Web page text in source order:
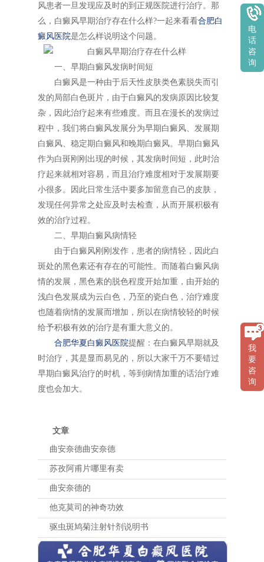
风患者一旦发现应及时的到正规医院进行治疗。那
么，白癜风早期治疗存在什么样?一起来看看合肥白
癜风医院是怎么样说明这个问题。
一、早期白癜风发病时间短
白癜风是一种由于后天性皮肤类色素脱失而引
发的局部白色斑片，由于白癜风的发病原因比较复
杂，因此治疗起来有些难度。而且在漫长的发病过
程中，我们将白癜风发展分为早期白癜风、发展期
白癜风、稳定期白癜风和晚期白癜风。早期白癜风
作为白斑刚刚出现的时候，其发病时间短，此时治
疗起来就相对容易，而且治疗难度相对于发展期要
小很多。因此日常生活中要多加留意自己的皮肤，
发现任何异常之处应及时去检查，从而开展积极有
效的治疗过程。
二、早期白癜风病情轻
由于白癜风刚刚发作，患者的病情轻，因此白
斑处的黑色素还有存在的可能性。而随着白癜风病
情的发展，黑色素的脱色程度开始加重，由开始的
浅白色发展成为云白色，乃至的瓷白色，治疗难度
也随着病情的发展而增加，所以在病情较轻的时候
给予积极有效的治疗是有重大意义的。
合肥华夏白癜风医院提醒：在白癜风早期就及
时治疗，其是显而易见的，所以大家千万不要错过
早期白癜风治疗的时机，等到病情加重的话治疗难
度也会加大。
文章
曲安奈德曲安奈德
苏孜阿甫片哪里有卖
曲安奈德的
他克莫司的神奇功效
驱虫斑鸠菊注射针剂说明书
我
要
咨
询
电
话
咨
询